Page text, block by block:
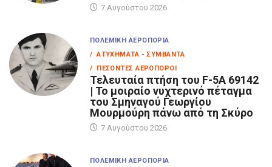
7 Αυγούστου 2026
ΠΟΛΕΜΙΚΉ ΑΕΡΟΠΟΡΊΑ
/ ΑΤΥΧΉΜΑΤΑ - ΣΥΜΒΆΝΤΑ
/ ΠΕΣΌΝΤΕΣ ΑΕΡΟΠΌΡΟΙ
Τελευταία πτήση του F-5A 69142
| Το μοιραίο νυχτερινό πέταγμα
του Σμηναγού Γεωργίου
Μουρμούρη πάνω από τη Σκύρο
7 Αυγούστου 2026
ΠΟΛΕΜΙΚΉ ΑΕΡΟΠΟΡΊΑ